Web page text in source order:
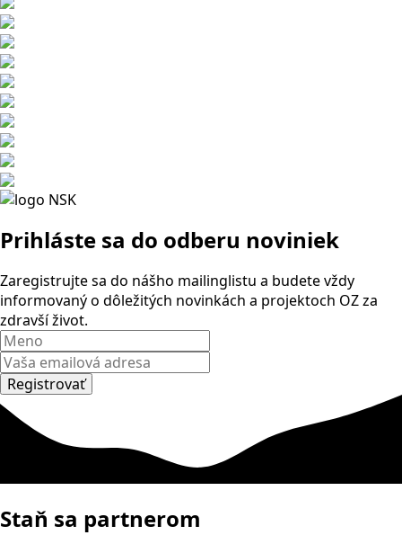
Prihláste sa do odberu noviniek
Zaregistrujte sa do nášho mailinglistu a budete vždy
informovaný o dôležitých novinkách a projektoch OZ za
zdravší život.
Registrovať
Staň sa partnerom